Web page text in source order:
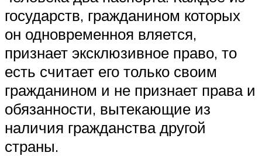
государств, гражданином которых
он одновременноя вляется,
признает эксклюзивное право, то
есть считает его только своим
гражданином и не признает права и
обязанности, вытекающие из
наличия гражданства другой
страны.